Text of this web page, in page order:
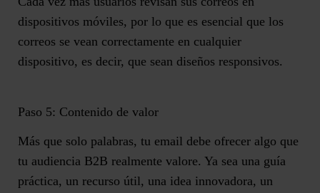
dispositivos móviles, por lo que es esencial que los
correos se vean correctamente en cualquier
dispositivo, es decir, que sean diseños responsivos.
Paso 5: Contenido de valor
Más que solo palabras, tu email debe ofrecer algo que
tu audiencia B2B realmente valore. Ya sea una guía
práctica, un recurso útil, una idea innovadora, un